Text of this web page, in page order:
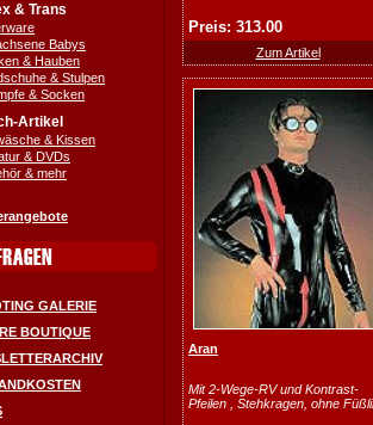
& Trans
Babys
& Hauben
& Stulpen
& Socken
Artikel
& Kissen
& DVDs
& mehr
GALERIE
BOUTIQUE
Preis: 313.00
Zum Artikel
Aran
Mit 2-Wege-RV und Kontrast-
Pfeilen , Stehkragen, ohne